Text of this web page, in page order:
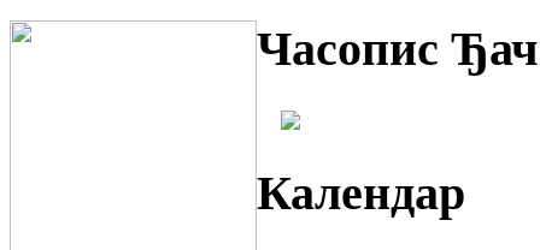
Часопис
Календар